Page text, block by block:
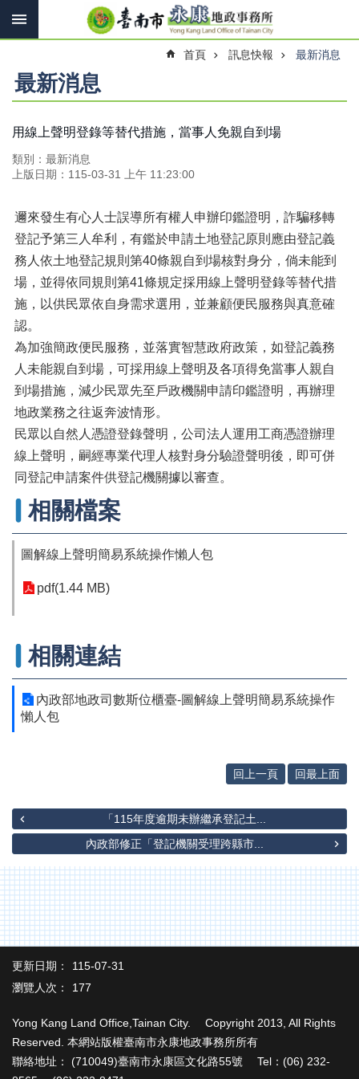
跳到主要內容區塊
搜
搜
尋
訊
息
快
機
關
簡
介
線
上
申
辦
與
查
詢
便
民
服
民
意
交
主
題
專
務
地
籍
圖
實
價
錄
辦
繼
首頁 訊息快報 最新消息
最新消息
用線上聲明登錄等替代措施，當事人免親自到場
類別：最新消息
上版日期：115-03-31 上午 11:23:00
邇來發生有心人士誤導所有權人申辦印鑑證明，詐騙移轉
登記予第三人牟利，有鑑於申請土地登記原則應由登記義
務人依土地登記規則第40條親自到場核對身分，倘未能到
場，並得依同規則第41條規定採用線上聲明登錄等替代措
施，以供民眾依自身需求選用，並兼顧便民服務與真意確
認。
為加強簡政便民服務，並落實智慧政府政策，如登記義務
人未能親自到場，可採用線上聲明及各項得免當事人親自
到場措施，減少民眾先至戶政機關申請印鑑證明，再辦理
地政業務之往返奔波情形。
民眾以自然人憑證登錄聲明，公司法人運用工商憑證辦理
線上聲明，嗣經專業代理人核對身分驗證聲明後，即可併
同登記申請案件供登記機關據以審查。
相關檔案
圖解線上聲明簡易系統操作懶人包
pdf(1.44 MB)
相關連結
內政部地政司數斯位櫃臺-圖解線上聲明簡易系統操作
懶人包
回上一頁 回最上面
「115年度逾期未辦繼承登記土...
內政部修正「登記機關受理跨縣市...
更新日期：
115-07-31
瀏覽人次：
177
Yong Kang Land Office,Tainan City. Copyright 2013, All Rights
Reserved. 本網站版權臺南市永康地政事務所所有
聯絡地址： (710049)臺南市永康區文化路55號 Tel：(06) 232-